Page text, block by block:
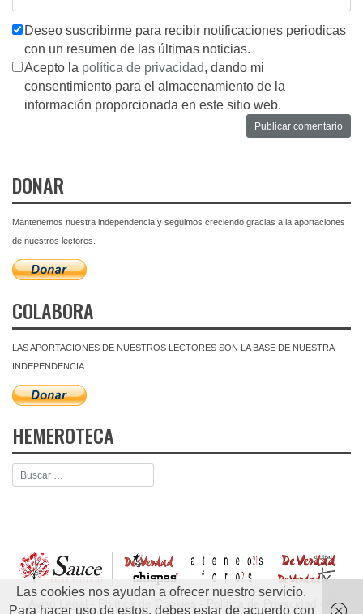
Deseo suscribirme para recibir notificaciones periodicas
con un resumen de las últimas noticias.
Acepto la política de privacidad, dando mi
consentimiento para el almacenamiento de la
información proporcionada en este sitio web.
DONAR
Mantenemos nuestra independencia y seguimos creciendo gracias a la aportaciones
de nuestros lectores.
COLABORA
LAS APORTACIONES DE NUESTROS LECTORES SON LA BASE DE NUESTRA
INDEPENDENCIA
HEMEROTECA
Aviso Legal Política de Cookies Política de Privacidad - ©
Las cookies nos ayudan a ofrecer nuestro servicio.
Para hacer uso de estos, debes estar de acuerdo con